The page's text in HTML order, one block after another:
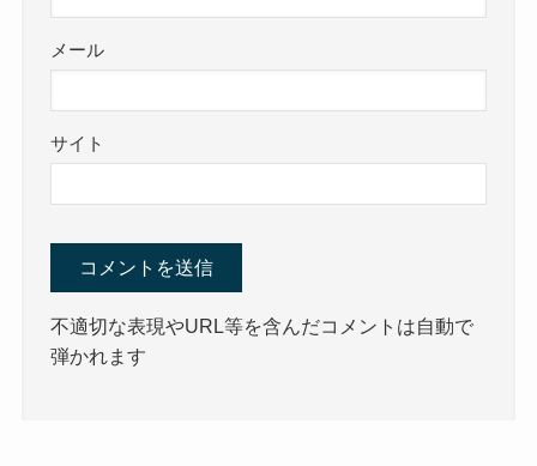
メール
サイト
不適切な表現やURL等を含んだコメントは自動で
弾かれます